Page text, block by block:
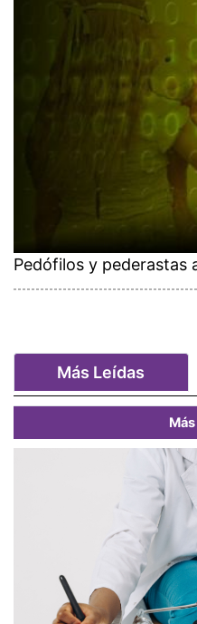
Pedófilos y pederastas
Más Leídas